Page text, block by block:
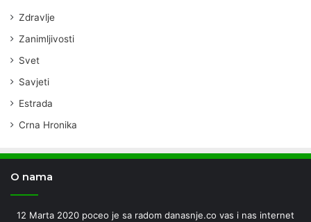
Zdravlje
Zanimljivosti
Svet
Savjeti
Estrada
Crna Hronika
O nama
12 Marta 2020 poceo je sa radom danasnje.co vas i nas internet